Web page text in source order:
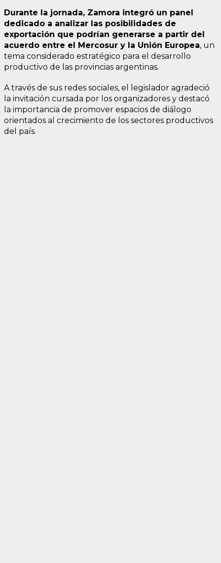
Durante la jornada, Zamora integró un panel
dedicado a analizar las posibilidades de
exportación que podrían generarse a partir del
acuerdo entre el Mercosur y la Unión Europea, un
tema considerado estratégico para el desarrollo
productivo de las provincias argentinas.
A través de sus redes sociales, el legislador agradeció
la invitación cursada por los organizadores y destacó
la importancia de promover espacios de diálogo
orientados al crecimiento de los sectores productivos
del país.